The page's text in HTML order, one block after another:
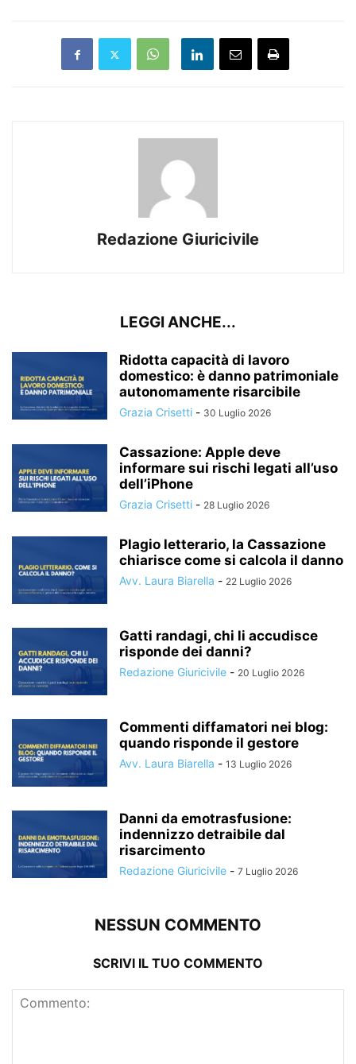
Redazione Giuricivile
LEGGI ANCHE...
Ridotta capacità di lavoro
domestico: è danno patrimoniale
autonomamente risarcibile
Grazia Crisetti - 30 Luglio 2026
Cassazione: Apple deve
informare sui rischi legati all’uso
dell’iPhone
Grazia Crisetti - 28 Luglio 2026
Plagio letterario, la Cassazione
chiarisce come si calcola il danno
Avv. Laura Biarella - 22 Luglio 2026
Gatti randagi, chi li accudisce
risponde dei danni?
Redazione Giuricivile - 20 Luglio 2026
Commenti diffamatori nei blog:
quando risponde il gestore
Avv. Laura Biarella - 13 Luglio 2026
Danni da emotrasfusione:
indennizzo detraibile dal
risarcimento
Redazione Giuricivile - 7 Luglio 2026
NESSUN COMMENTO
SCRIVI IL TUO COMMENTO